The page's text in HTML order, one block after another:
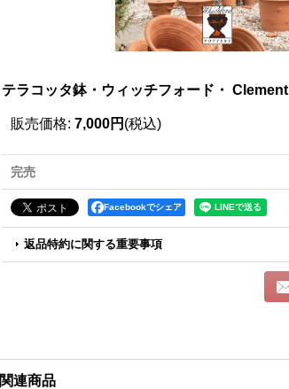
テラコッタ鉢・ウィッチフォード・
販売価格: 7,000円 (税込)
完売
Facebookでシェア
返品特約に関する重要事項
関連商品